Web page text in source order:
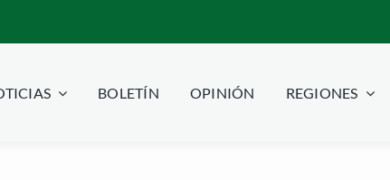
BOLETÍN OPINIÓN REGIONES